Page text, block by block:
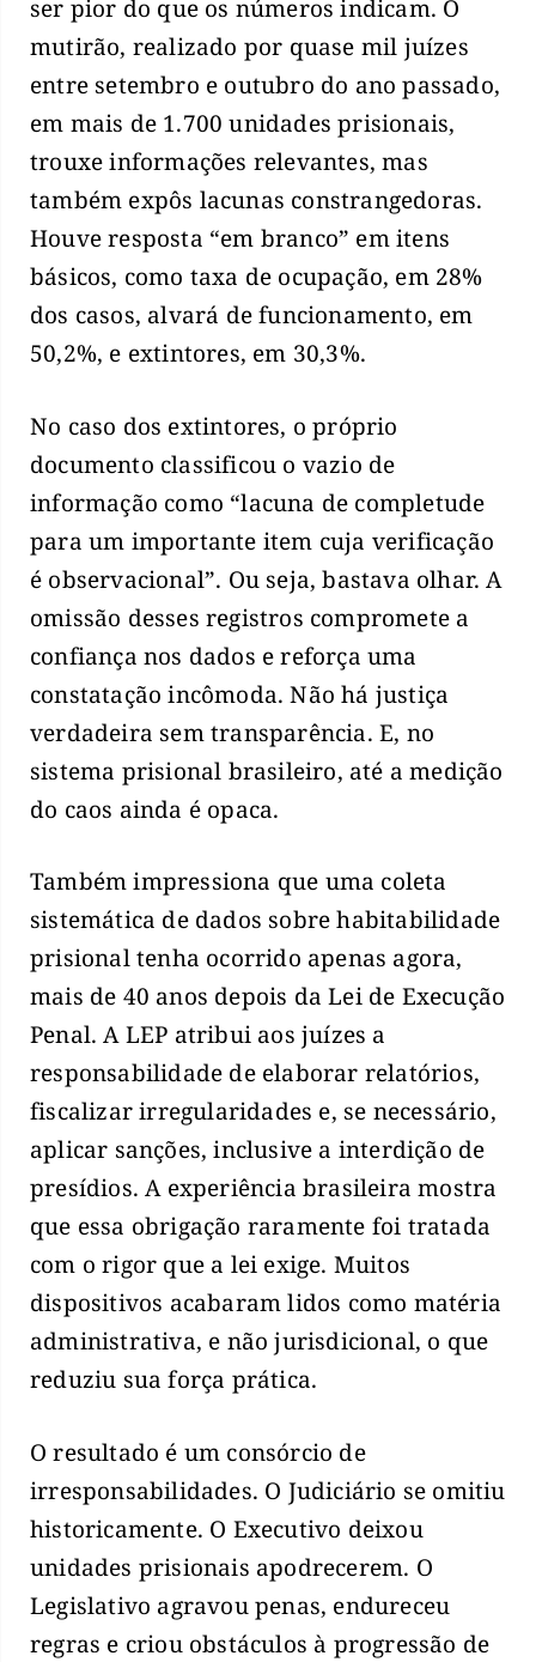
ser pior do que os números indicam. O
mutirão, realizado por quase mil juízes
entre setembro e outubro do ano passado,
em mais de 1.700 unidades prisionais,
trouxe informações relevantes, mas
também expôs lacunas constrangedoras.
Houve resposta “em branco” em itens
básicos, como taxa de ocupação, em 28%
dos casos, alvará de funcionamento, em
50,2%, e extintores, em 30,3%.
No caso dos extintores, o próprio
documento classificou o vazio de
informação como “lacuna de completude
para um importante item cuja verificação
é observacional”. Ou seja, bastava olhar. A
omissão desses registros compromete a
confiança nos dados e reforça uma
constatação incômoda. Não há justiça
verdadeira sem transparência. E, no
sistema prisional brasileiro, até a medição
do caos ainda é opaca.
Também impressiona que uma coleta
sistemática de dados sobre habitabilidade
prisional tenha ocorrido apenas agora,
mais de 40 anos depois da Lei de Execução
Penal. A LEP atribui aos juízes a
responsabilidade de elaborar relatórios,
fiscalizar irregularidades e, se necessário,
aplicar sanções, inclusive a interdição de
presídios. A experiência brasileira mostra
que essa obrigação raramente foi tratada
com o rigor que a lei exige. Muitos
dispositivos acabaram lidos como matéria
administrativa, e não jurisdicional, o que
reduziu sua força prática.
O resultado é um consórcio de
irresponsabilidades. O Judiciário se omitiu
historicamente. O Executivo deixou
unidades prisionais apodrecerem. O
Legislativo agravou penas, endureceu
regras e criou obstáculos à progressão de